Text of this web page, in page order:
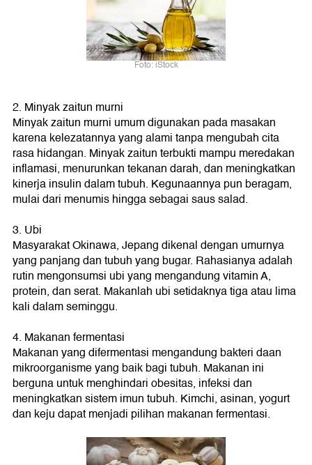
Foto: iStock
2. Minyak zaitun murni
Minyak zaitun murni umum digunakan pada masakan
karena kelezatannya yang alami tanpa mengubah cita
rasa hidangan. Minyak zaitun terbukti mampu meredakan
inflamasi, menurunkan tekanan darah, dan meningkatkan
kinerja insulin dalam tubuh. Kegunaannya pun beragam,
mulai dari menumis hingga sebagai saus salad.
3. Ubi
Masyarakat Okinawa, Jepang dikenal dengan umurnya
yang panjang dan tubuh yang bugar. Rahasianya adalah
rutin mengonsumsi ubi yang mengandung vitamin A,
protein, dan serat. Makanlah ubi setidaknya tiga atau lima
kali dalam seminggu.
4. Makanan fermentasi
Makanan yang difermentasi mengandung bakteri daan
mikroorganisme yang baik bagi tubuh. Makanan ini
berguna untuk menghindari obesitas, infeksi dan
meningkatkan sistem imun tubuh. Kimchi, asinan, yogurt
dan keju dapat menjadi pilihan makanan fermentasi.